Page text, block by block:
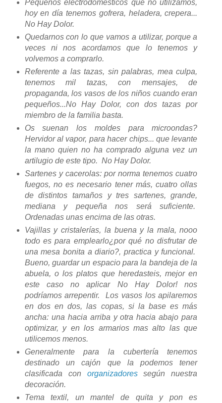
Pequeños electrodomésticos que no utilizamos,
hoy en día tenemos gofrera, heladera, crepera...
No Hay Dolor.
Quedarnos con lo que vamos a utilizar, porque a
veces ni nos acordamos que lo tenemos y
volvemos a comprarlo.
Referente a las tazas, sin palabras, mea culpa,
tenemos mil tazas, con mensajes, de
propaganda, los vasos de los niños cuando eran
pequeños...No Hay Dolor, con dos tazas por
miembro de la familia basta.
Os suenan los moldes para microondas?
Hervidor al vapor, para hacer chips... que levante
la mano quien no ha comprado alguna vez un
artilugio de este tipo. No Hay Dolor.
Sartenes y cacerolas: por norma tenemos cuatro
fuegos, no es necesario tener más, cuatro ollas
de distintos tamaños y tres sartenes, grande,
mediana y pequeña nos será suficiente.
Ordenadas unas encima de las otras.
Vajillas y cristalerías, la buena y la mala, nooo
todo es para emplearlo¿por qué no disfrutar de
una mesa bonita a diario?, practica y funcional.
Bueno, guardar un espacio para la bandeja de la
abuela, o los platos que heredasteis, mejor en
este caso no aplicar No Hay Dolor! nos
podríamos arrepentir. Los vasos los apilaremos
en dos en dos, las copas, si la base es más
ancha: una hacia arriba y otra hacia abajo para
optimizar, y en los armarios mas alto las que
utilicemos menos.
Generalmente para la cubertería tenemos
destinado un cajón que la podemos tener
clasificada con organizadoressegún nuestra
decoración.
Tema textil, un mantel de quita y pon es